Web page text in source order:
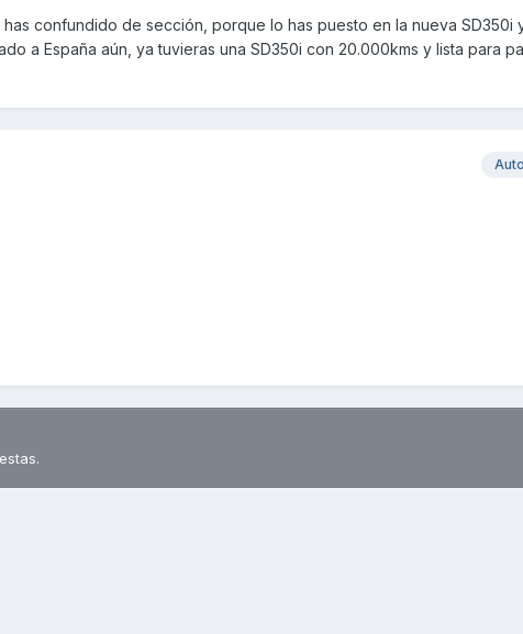
confundido de sección, porque lo has puesto en la nueva SD350i
a España aún, ya tuvieras una SD350i con 20.000kms y lista para